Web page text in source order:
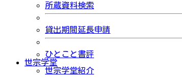
所蔵資料検索
貸出期間延長申請
ひとこと書評
世宗学堂
世宗学堂紹介